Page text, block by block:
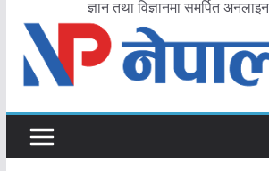
ज्ञान तथा विज्ञानमा समर्पित